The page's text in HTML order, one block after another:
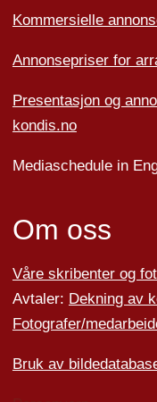
Kommersielle
Annonsepriser for
Presentasjon og
kondis.no
Mediaschedule in
Om oss
Våre skribenter og
Avtaler: Dekning av
Fotografer/
Bruk av